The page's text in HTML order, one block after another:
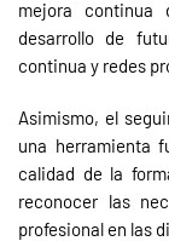
mejora continua
desarrollo de
continua y redes
Asimismo, el
una herramienta
calidad de la
reconocer las
profesional en las